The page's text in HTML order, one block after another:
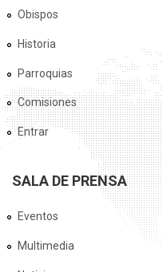
Obispos
Historia
Parroquias
Comisiones
Entrar
SALA DE PRENSA
Eventos
Multimedia